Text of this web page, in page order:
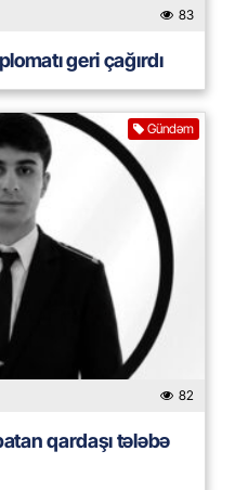
83
geri çağırdı
Gündəm
82
qardaşı tələbə